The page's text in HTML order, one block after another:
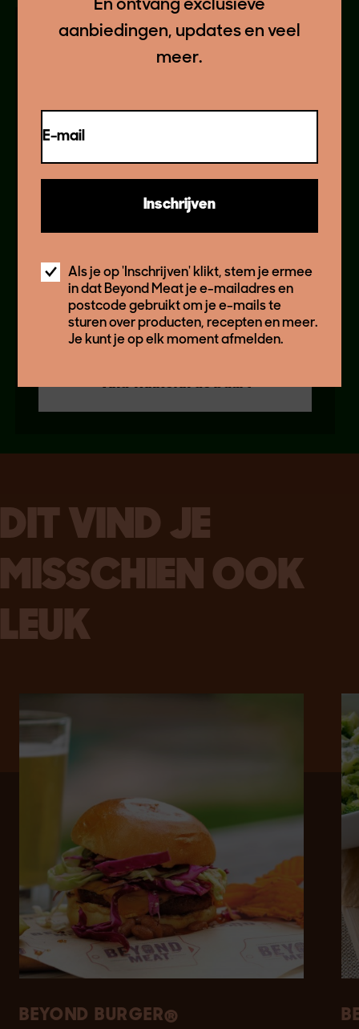
BEYONDBURGER®
Productdetails
Vind winkel in de buurt
DIT VIND JE
MISSCHIEN OOK
LEUK
BEYOND BURGER®
En ontvang exclusieve
aanbiedingen, updates en veel
meer.
E-mail
Inschrijven
Als je op 'Inschrijven' klikt, stem je ermee
in dat Beyond Meat je e-mailadres en
postcode gebruikt om je e-mails te
sturen over producten, recepten en meer.
Je kunt je op elk moment afmelden.